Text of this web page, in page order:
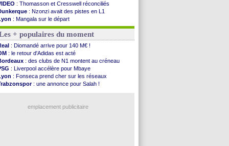
: Thomasson et Cresswell réconciliés
: Nzonzi avait des pistes en L1
: Mangala sur le départ
: Arsenal s'incline face au Real Betis
: lourde défaite pour le PSG
City: Maresca flou pour Reijnders
: Fenerbahçe prend une belle option
Diriyah: Mbemba arrive libre (officiel)
: le plan d'Alvarez à son retour
: premier succès pour Brest
: le joli but de Greenwood avec le Fener !
2030: une promesse d'Infantino au Maroc ...
: une nouvelle offre pour Vinicius
+ populaires du moment
: Diomandé arrive pour 140 M€ !
: le retour d'Adidas est acté
: des clubs de N1 montent au créneau
: Liverpool accélère pour Mbaye
: Fonseca prend cher sur les réseaux
: une annonce pour Salah !
emplacement publicitaire